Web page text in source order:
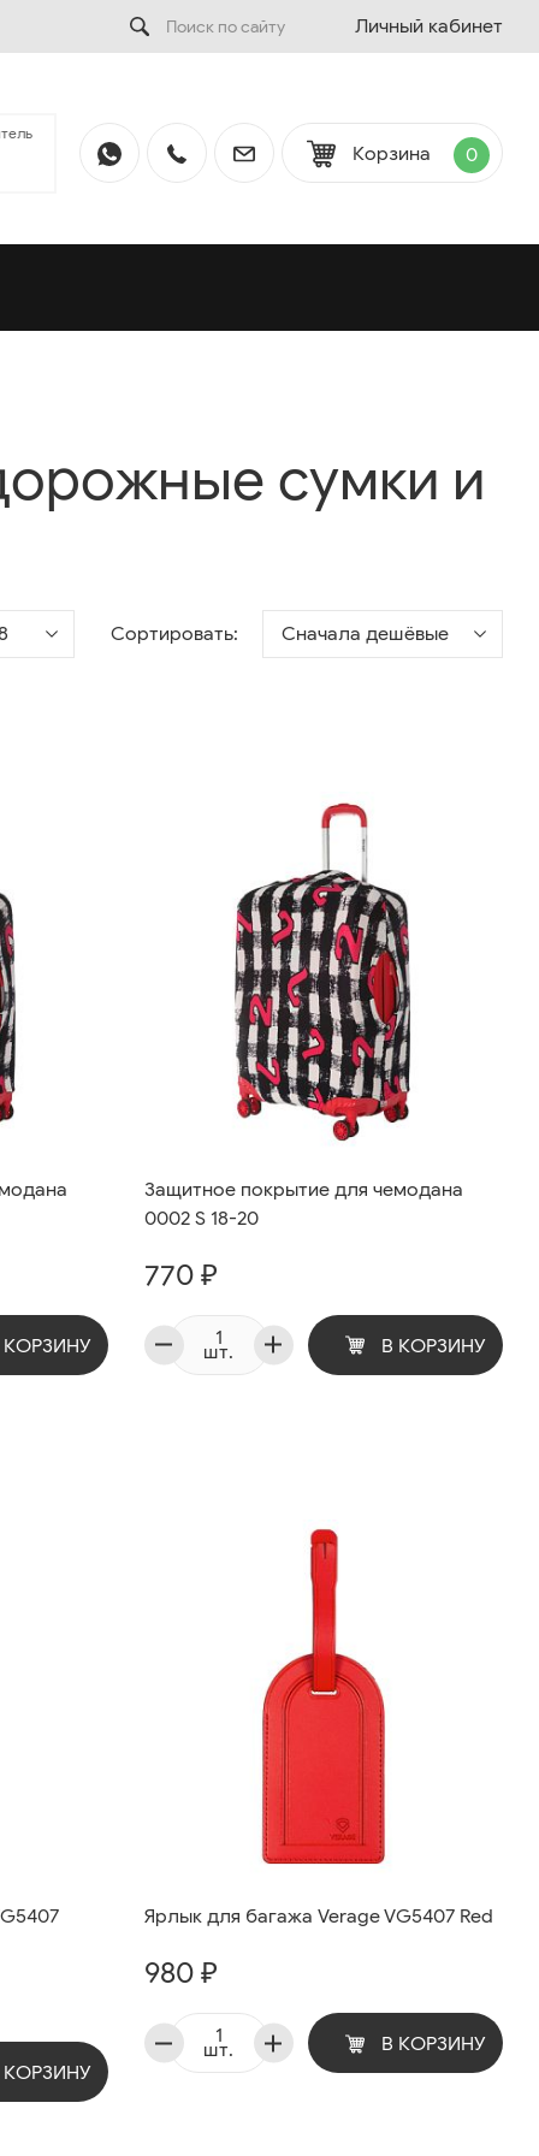
Личный кабинет
Корзина 0
сумки и
Сортировать: Сначала дешёвые
КОРЗИНУ
Защитное покрытие для чемодана
0002 S 18-20
770 ₽
шт. В КОРЗИНУ
КОРЗИНУ
Ярлык для багажа Verage VG5407 Red
980 ₽
шт. В КОРЗИНУ